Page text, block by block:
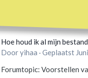
Hoe houd ik al mijn
georganiseerd zonder gek
Dooryihaa · Geplaatst
Forumtopic: Voorstellen